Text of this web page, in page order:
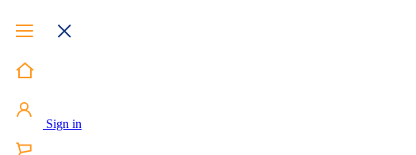
Sign in